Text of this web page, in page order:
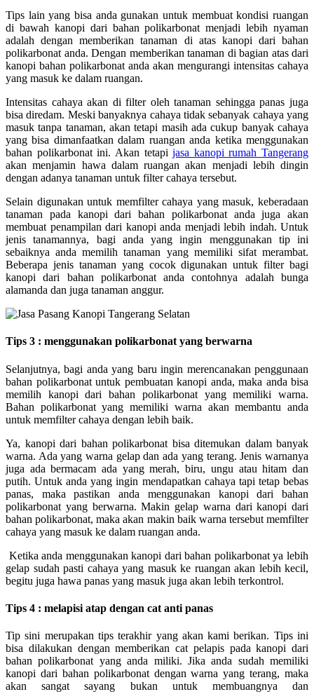
Tips lain yang bisa anda gunakan untuk membuat kondisi ruangan
di bawah kanopi dari bahan polikarbonat menjadi lebih nyaman
adalah dengan memberikan tanaman di atas kanopi dari bahan
polikarbonat anda. Dengan memberikan tanaman di bagian atas dari
kanopi bahan polikarbonat anda akan mengurangi intensitas cahaya
yang masuk ke dalam ruangan.
Intensitas cahaya akan di filter oleh tanaman sehingga panas juga
bisa diredam. Meski banyaknya cahaya tidak sebanyak cahaya yang
masuk tanpa tanaman, akan tetapi masih ada cukup banyak cahaya
yang bisa dimanfaatkan dalam ruangan anda ketika menggunakan
bahan polikarbonat ini. Akan tetapijasa kanopi rumah Tangerang
akan menjamin hawa dalam ruangan akan menjadi lebih dingin
dengan adanya tanaman untuk filter cahaya tersebut.
Selain digunakan untuk memfilter cahaya yang masuk, keberadaan
tanaman pada kanopi dari bahan polikarbonat anda juga akan
membuat penampilan dari kanopi anda menjadi lebih indah. Untuk
jenis tanamannya, bagi anda yang ingin menggunakan tip ini
sebaiknya anda memilih tanaman yang memiliki sifat merambat.
Beberapa jenis tanaman yang cocok digunakan untuk filter bagi
kanopi dari bahan polikarbonat anda contohnya adalah bunga
alamanda dan juga tanaman anggur.
Tips 3 : menggunakan polikarbonat yang berwarna
Selanjutnya, bagi anda yang baru ingin merencanakan penggunaan
bahan polikarbonat untuk pembuatan kanopi anda, maka anda bisa
memilih kanopi dari bahan polikarbonat yang memiliki warna.
Bahan polikarbonat yang memiliki warna akan membantu anda
untuk memfilter cahaya dengan lebih baik.
Ya, kanopi dari bahan polikarbonat bisa ditemukan dalam banyak
warna. Ada yang warna gelap dan ada yang terang. Jenis warnanya
juga ada bermacam ada yang merah, biru, ungu atau hitam dan
putih. Untuk anda yang ingin mendapatkan cahaya tapi tetap bebas
panas, maka pastikan anda menggunakan kanopi dari bahan
polikarbonat yang berwarna. Makin gelap warna dari kanopi dari
bahan polikarbonat, maka akan makin baik warna tersebut memfilter
cahaya yang masuk ke dalam ruangan anda.
Ketika anda menggunakan kanopi dari bahan polikarbonat ya lebih
gelap sudah pasti cahaya yang masuk ke ruangan akan lebih kecil,
begitu juga hawa panas yang masuk juga akan lebih terkontrol.
Tips 4 : melapisi atap dengan cat anti panas
Tip sini merupakan tips terakhir yang akan kami berikan. Tips ini
bisa dilakukan dengan memberikan cat pelapis pada kanopi dari
bahan polikarbonat yang anda miliki. Jika anda sudah memiliki
kanopi dari bahan polikarbonat dengan warna yang terang, maka
akan sangat sayang bukan untuk membuangnya dan